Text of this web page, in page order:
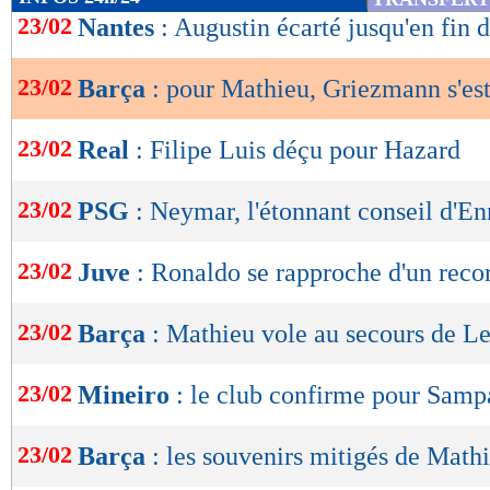
de
OK
23/02 Nantes : Augustin écarté jusqu'en fin
23/02 Barça : pour Mathieu, Griezmann
23/02 Real : Filipe Luis déçu pour Hazard
23/02 PSG : Neymar, l'étonnant conseil
23/02 Juve : Ronaldo se rapproche d'un
23/02 Barça : Mathieu vole au secours de
23/02 Mineiro : le club confirme pour
23/02 Barça : les souvenirs mitigés de